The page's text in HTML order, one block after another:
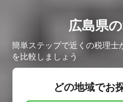
広島県
簡単ステップで近くの税理士
を比較しましょう
どの地域でお